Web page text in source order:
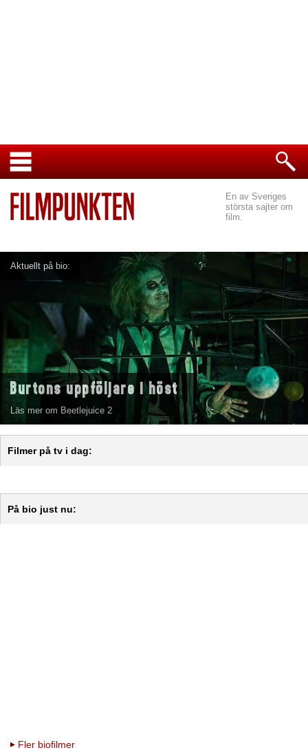
En av Sveriges
största sajter om
film.
Aktuellt på bio:
Burtons uppföljare i höst
Läs mer om Beetlejuice 2
Filmer på tv i dag:
På bio just nu:
Fler biofilmer